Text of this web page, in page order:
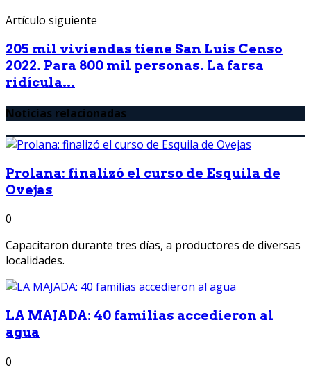
Artículo siguiente
205 mil viviendas tiene San Luis Censo
2022. Para 800 mil personas. La farsa
ridícula...
Noticias relacionadas
Prolana: finalizó el curso de Esquila de
Ovejas
0
Capacitaron durante tres días, a productores de diversas
localidades.
LA MAJADA: 40 familias accedieron al
agua
0